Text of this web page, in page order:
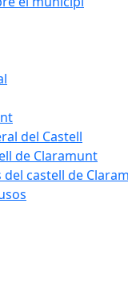
del Castell
de Claramunt
del castell de